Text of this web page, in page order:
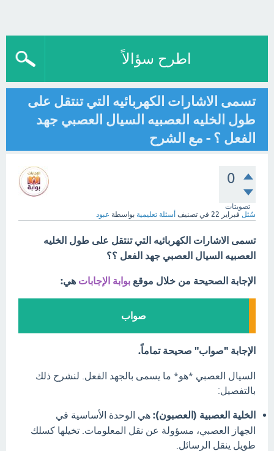
اطرح سؤالاً
تسمى الاشارات الكهربائيه التي تنتقل على
طول الخليه العصبيه السيال العصبي جهد
الفعل ؟ - مع الشرح
0
تصويتات
سُئل فبراير 22 في تصنيف أسئلة تعليمية بواسطة عبود
تسمى الاشارات الكهربائيه التي تنتقل على طول الخليه
العصبيه السيال العصبي جهد الفعل ؟؟
الإجابة الصحيحة من خلال موقع بوابة الإجابات هي:
صواب
الإجابة "صواب" صحيحة تماماً.
السيال العصبي *هو* ما يسمى بالجهد الفعل. لنشرح ذلك
بالتفصيل:
الخلية العصبية (العصبون): هي الوحدة الأساسية في
الجهاز العصبي، مسؤولة عن نقل المعلومات. تخيلها كسلك
طويل ينقل الرسائل.